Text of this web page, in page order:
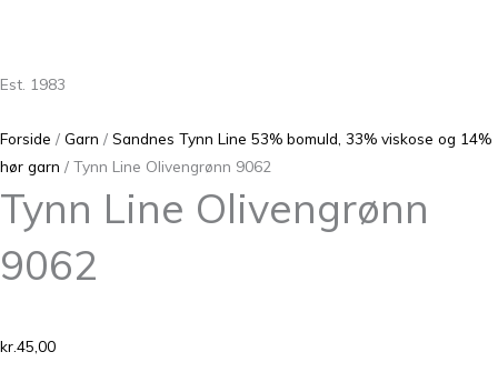
Est. 1983
Forside / Garn / Sandnes Tynn Line 53% bomuld, 33% viskose og 14%
hør garn / Tynn Line Olivengrønn 9062
Tynn Line Olivengrønn
9062
kr.45,00